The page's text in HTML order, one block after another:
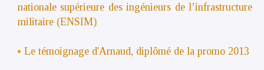
nationale supérieure des ingénieurs de l’infrastructure
militaire (ENSIM)
Le témoignage d'Arnaud, diplômé de la promo 2013